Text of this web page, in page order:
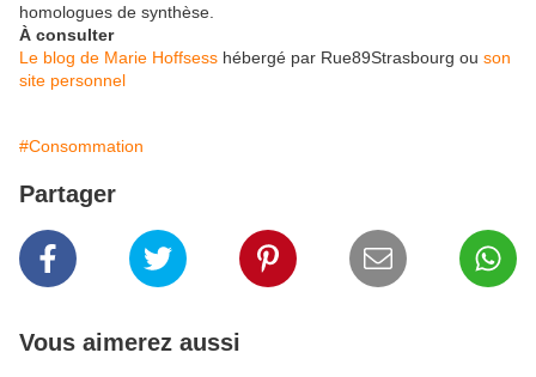
homologues de synthèse.
À consulter
Le blog de Marie Hoffsess hébergé par Rue89Strasbourg ou son
site personnel
#Consommation
Partager
Vous aimerez aussi